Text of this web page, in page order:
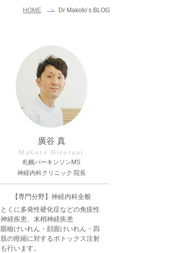
HOME Dr Makoto’s BLOG
廣谷 真
Makoto Hirotani
札幌パーキンソンMS
神経内科クリニック 院長
【専門分野】神経内科全般
とくに多発性硬化症などの免疫性
神経疾患、末梢神経疾患
眼瞼けいれん・顔面けいれん・四
肢の痙縮に対するボトックス注射
も行います。